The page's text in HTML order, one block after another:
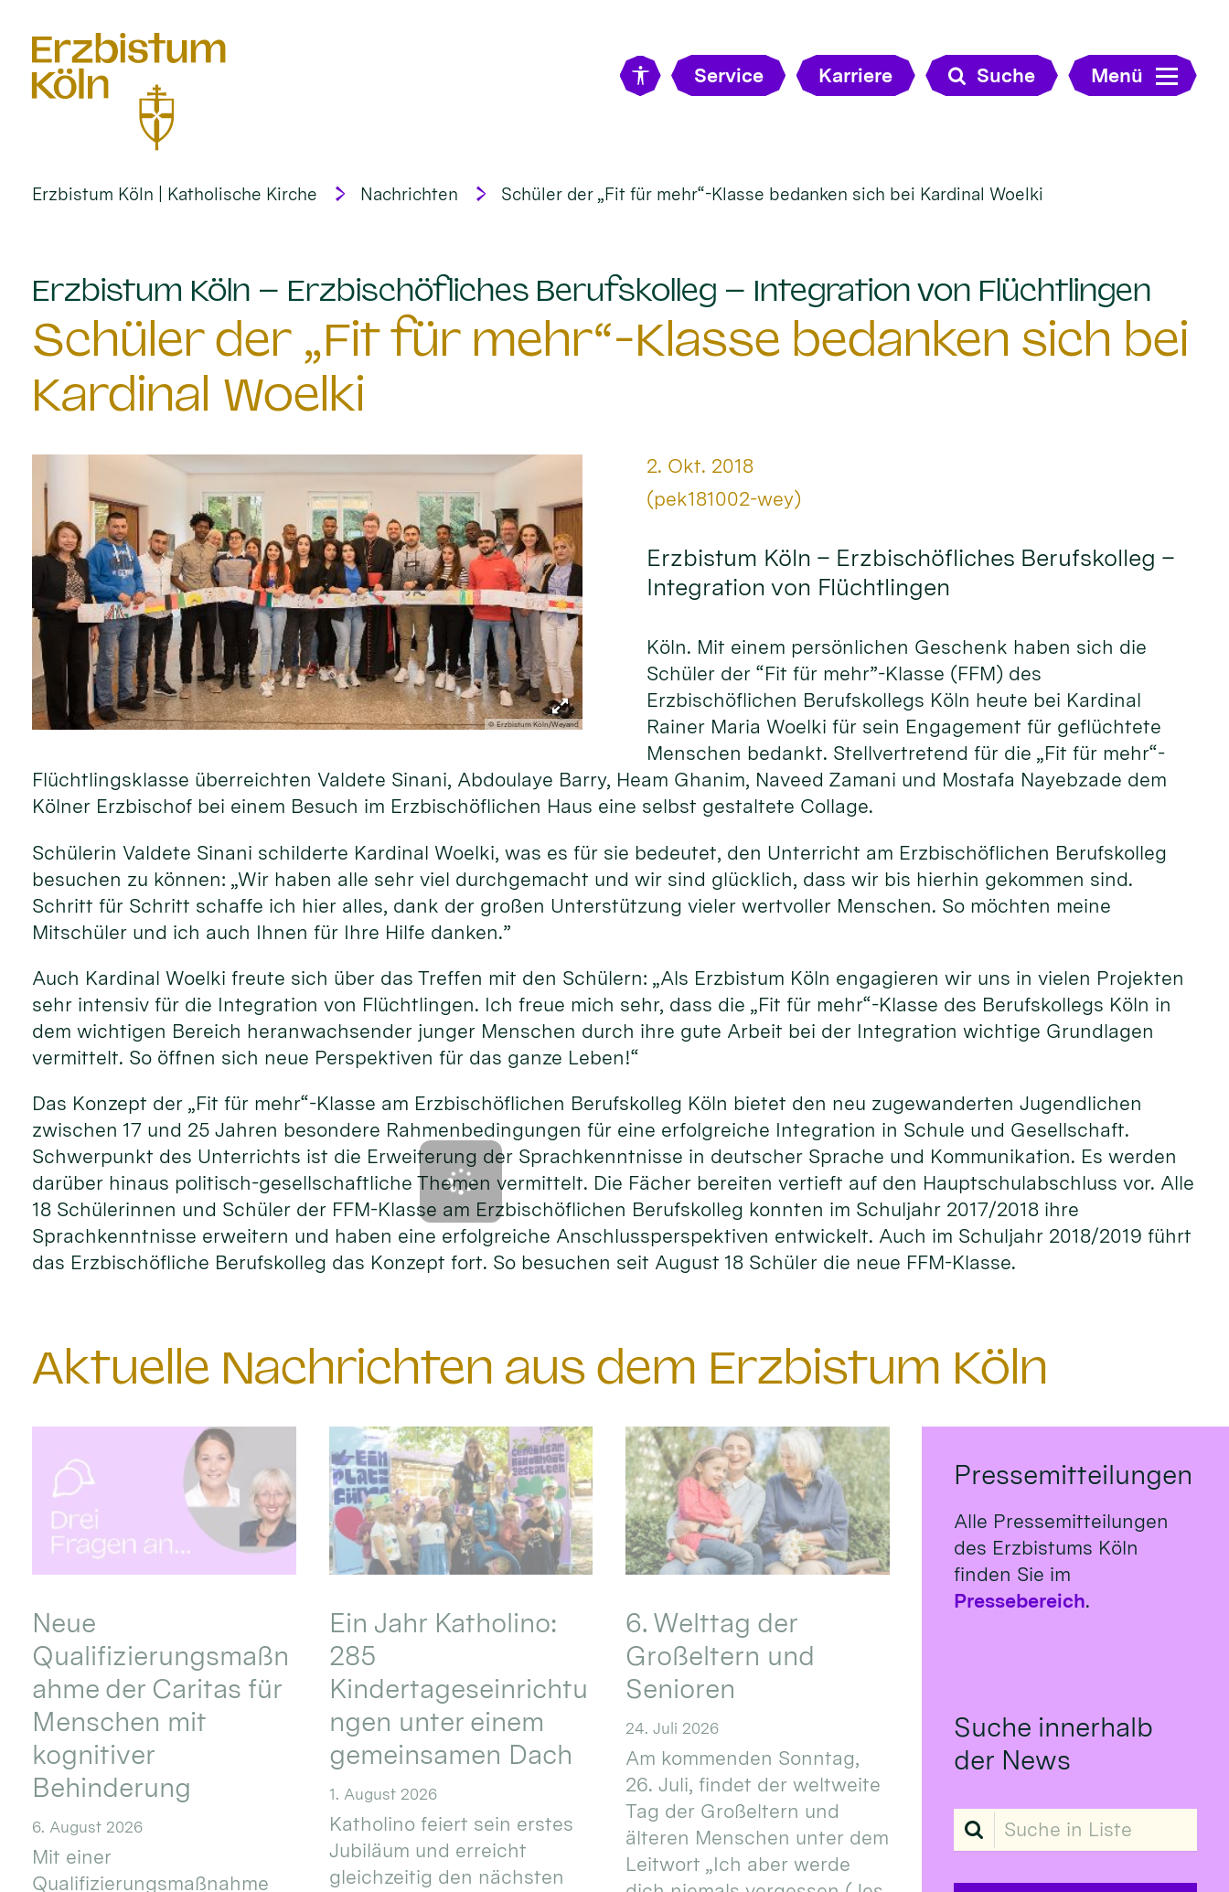
Service Karriere Suche Menü
Erzbistum Köln | Katholische Kirche Nachrichten Schüler der „Fit für mehr“-Klasse bedanken sich bei Kardinal Woelki
Erzbistum Köln – Erzbischöfliches Berufskolleg – Integration von Flüchtlingen
Schüler der „Fit für mehr“-Klasse bedanken sich bei
Kardinal Woelki
© Erzbistum Köln/Weyand
Datum:
2. Okt. 2018
Von:
(pek181002-wey)
Erzbistum Köln – Erzbischöfliches Berufskolleg –
Integration von Flüchtlingen
Köln. Mit einem persönlichen Geschenk haben sich die
Schüler der “Fit für mehr”-Klasse (FFM) des
Erzbischöflichen Berufskollegs Köln heute bei Kardinal
Rainer Maria Woelki für sein Engagement für geflüchtete
Menschen bedankt. Stellvertretend für die „Fit für mehr“-
Flüchtlingsklasse überreichten Valdete Sinani, Abdoulaye Barry, Heam Ghanim, Naveed Zamani und Mostafa Nayebzade dem
Kölner Erzbischof bei einem Besuch im Erzbischöflichen Haus eine selbst gestaltete Collage.
Schülerin Valdete Sinani schilderte Kardinal Woelki, was es für sie bedeutet, den Unterricht am Erzbischöflichen Berufskolleg
besuchen zu können: „Wir haben alle sehr viel durchgemacht und wir sind glücklich, dass wir bis hierhin gekommen sind.
Schritt für Schritt schaffe ich hier alles, dank der großen Unterstützung vieler wertvoller Menschen. So möchten meine
Mitschüler und ich auch Ihnen für Ihre Hilfe danken.”
Auch Kardinal Woelki freute sich über das Treffen mit den Schülern: „Als Erzbistum Köln engagieren wir uns in vielen Projekten
sehr intensiv für die Integration von Flüchtlingen. Ich freue mich sehr, dass die „Fit für mehr“-Klasse des Berufskollegs Köln in
dem wichtigen Bereich heranwachsender junger Menschen durch ihre gute Arbeit bei der Integration wichtige Grundlagen
vermittelt. So öffnen sich neue Perspektiven für das ganze Leben!“
Das Konzept der „Fit für mehr“-Klasse am Erzbischöflichen Berufskolleg Köln bietet den neu zugewanderten Jugendlichen
zwischen 17 und 25 Jahren besondere Rahmenbedingungen für eine erfolgreiche Integration in Schule und Gesellschaft.
Schwerpunkt des Unterrichts ist die Erweiterung der Sprachkenntnisse in deutscher Sprache und Kommunikation. Es werden
darüber hinaus politisch-gesellschaftliche Themen vermittelt. Die Fächer bereiten vertieft auf den Hauptschulabschluss vor. Alle
18 Schülerinnen und Schüler der FFM-Klasse am Erzbischöflichen Berufskolleg konnten im Schuljahr 2017/2018 ihre
Sprachkenntnisse erweitern und haben eine erfolgreiche Anschlussperspektiven entwickelt. Auch im Schuljahr 2018/2019 führt
das Erzbischöfliche Berufskolleg das Konzept fort. So besuchen seit August 18 Schüler die neue FFM-Klasse.
Aktuelle Nachrichten aus dem Erzbistum Köln
Neue
Qualifizierungsmaßn
ahme der Caritas für
Menschen mit
kognitiver
Behinderung
6. August 2026
Mit einer
Qualifizierungsmaßnahme
Ein Jahr Katholino:
285
Kindertageseinrichtu
ngen unter einem
gemeinsamen Dach
1. August 2026
Katholino feiert sein erstes
Jubiläum und erreicht
gleichzeitig den nächsten
6. Welttag der
Großeltern und
Senioren
24. Juli 2026
Am kommenden Sonntag,
26. Juli, findet der weltweite
Tag der Großeltern und
älteren Menschen unter dem
Leitwort „Ich aber werde
Pressemitteilungen
Alle Pressemitteilungen
des Erzbistums Köln
finden Sie im
Pressebereich.
Suche innerhalb
der News
Suche in Liste